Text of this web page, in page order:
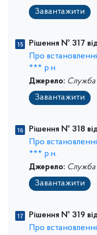
Завантажити
Рішення № 317
Про
*** р.н.
Джерело: Служба
Завантажити
Рішення № 318
Про
*** р.н.
Джерело: Служба
Завантажити
Рішення № 319
Про